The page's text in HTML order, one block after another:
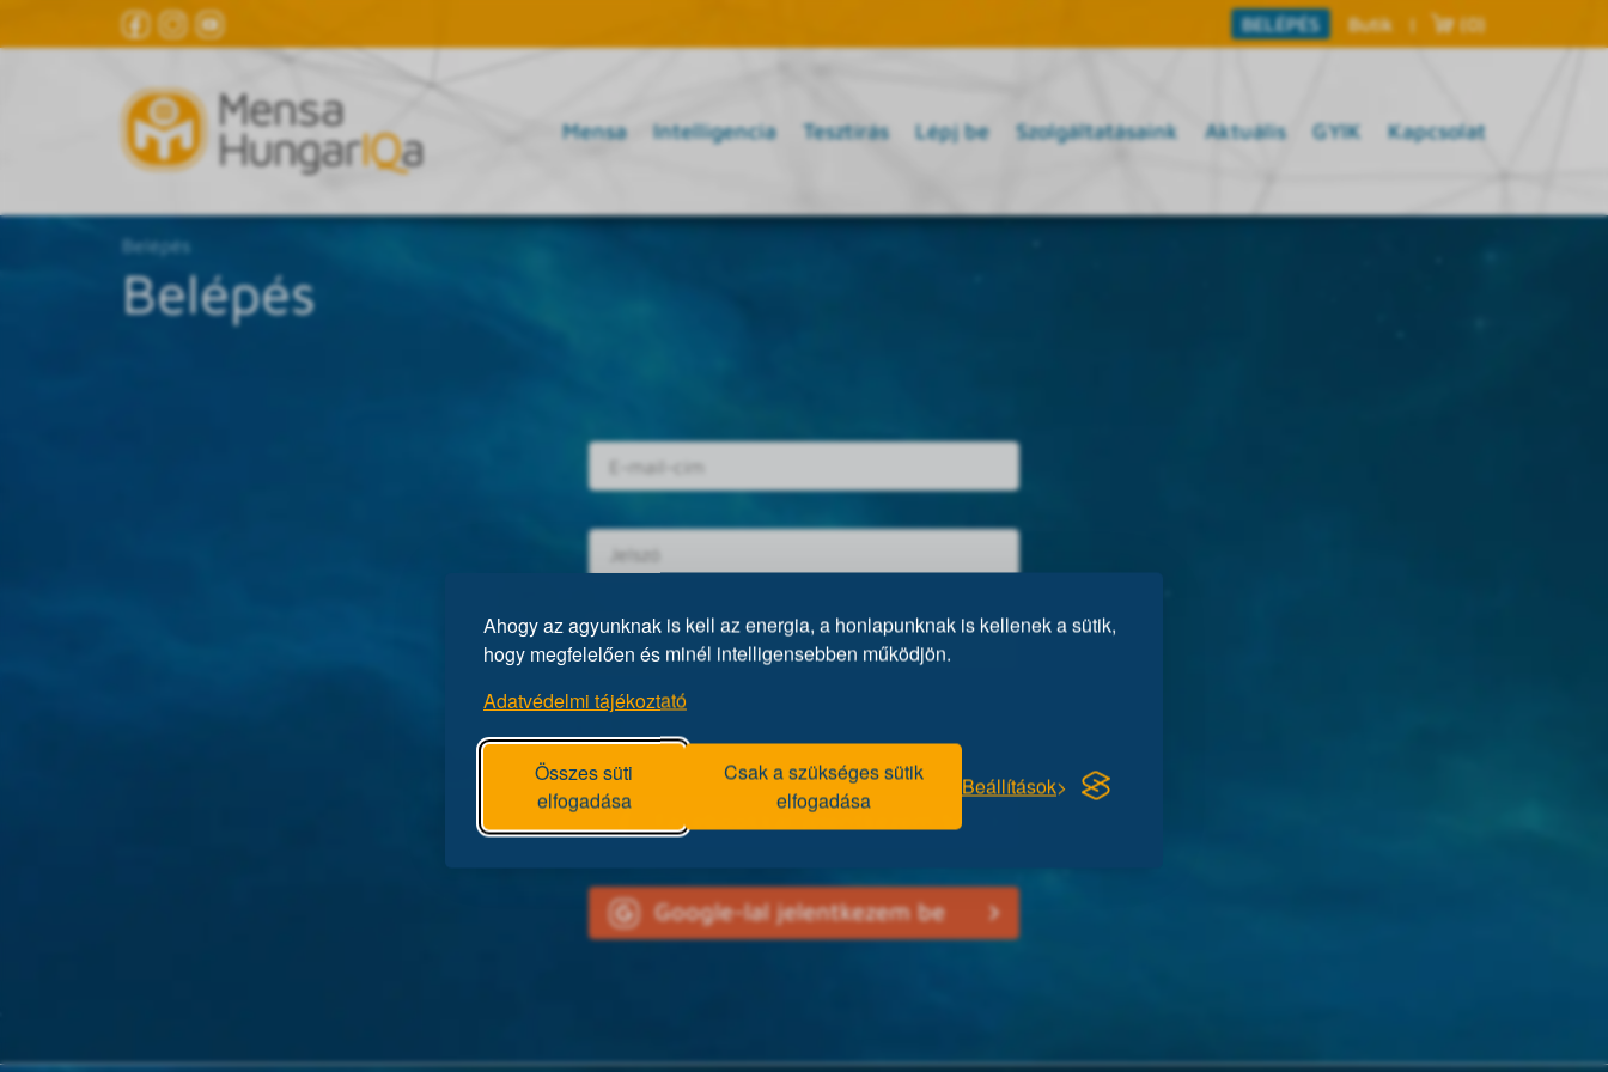
Ahogy az agyunknak is kell az energia, a honlapunknak is kellenek a sütik,
hogy megfelelően és minél intelligensebben működjön.
Adatvédelmi tájékoztató
Összes süti
elfogadása
Csak a szükséges sütik
elfogadása
Beállítások
BELÉPÉS Butik | (0)
Mensa Intelligencia Tesztírás Lépj be Szolgáltatásaink Aktuális GYIK Kapcsolat
Belépés
Belépés
Facebookkal jelentkezem be
Google-lal jelentkezem be